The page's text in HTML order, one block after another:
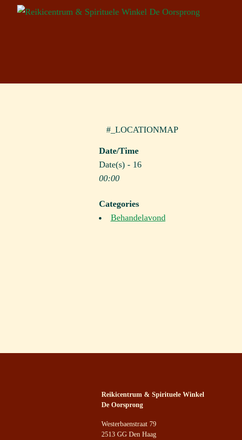
#_LOCATIONMAP
Date/Time
Date(s) - 16
00:00
Categories
Behandelavond
Reikicentrum & Spirituele Winkel
De Oorsprong
Westerbaenstraat 79
2513 GG Den Haag